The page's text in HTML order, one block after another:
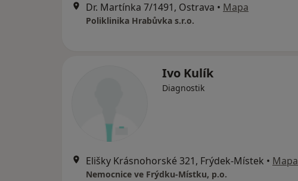
Dr. Martínka 7/1491, Ostrava • Mapa
Poliklinika Hrabůvka s.r.o.
Ivo Kulík
Diagnostik
Elišky Krásnohorské 321, Frýdek-Místek • Mapa
Nemocnice ve Frýdku-Místku, p.o.